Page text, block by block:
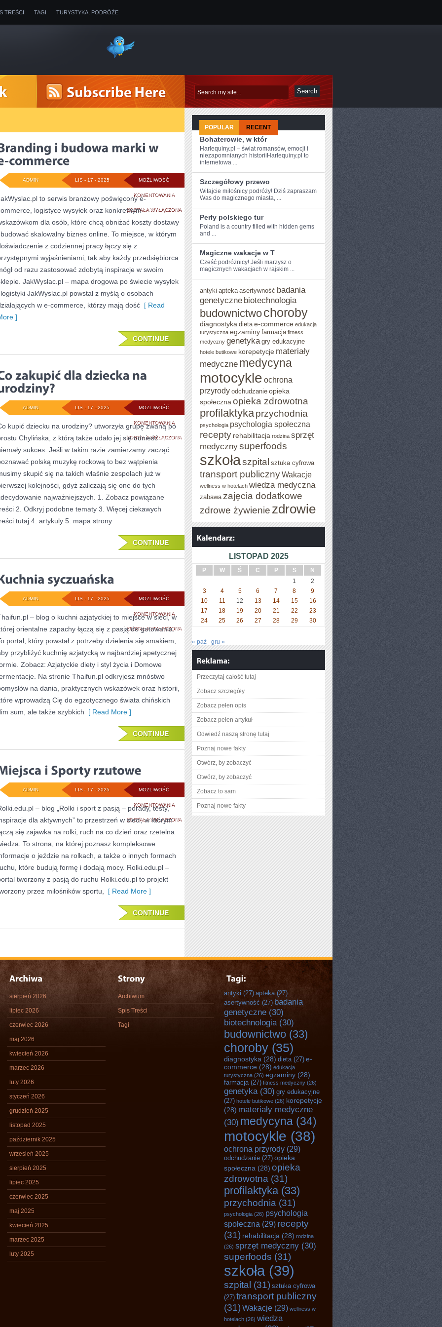
TREŚCI TAGI TURYSTYKA, PODRÓŻE
MOŻLIWOŚĆ
KOMENTOWANIABRANDING
I
BUDOWA
MARKI
COMMERCE
ZOSTAŁA WYŁĄCZONA
LIS - 17 - 2025
ADMIN
to serwis branżowy poświęcony e-
logistyce wysyłek oraz konkretnym
dla osób, które chcą obniżać koszty dostawy
skalowalny biznes online. To miejsce, w którym
z codziennej pracy łączy się z
wyjaśnieniami, tak aby każdy przedsiębiorca
od razu zastosować zdobytą inspiracje w swoim
JakWyslac.pl – mapa drogowa po świecie wysyłek
JakWyslac.pl powstał z myślą o osobach
w e-commerce, którzy mają dość [ Read
]
CONTINUE
MOŻLIWOŚĆ
KOMENTOWANIACO
ZAKUPIĆ
DZIECKA
URODZINY?
ZOSTAŁA WYŁĄCZONA
LIS - 17 - 2025
ADMIN
kupić dziecku na urodziny? utworzyła grupę zwaną po
Chylińska, z którą także udało jej się odnieść
sukces. Jeśli w takim razie zamierzamy zacząć
polską muzykę rockową to bez wątpienia
skupić się na takich właśnie zespołach już w
kolejności, gdyż zaliczają się one do tych
najważniejszych. 1. Zobacz powiązane
2. Odkryj podobne tematy 3. Więcej ciekawych
tutaj 4. artykuly 5. mapa strony
CONTINUE
MOŻLIWOŚĆ
KOMENTOWANIAKUCHNIA
SYCZUAŃSKA
ZOSTAŁA WYŁĄCZONA
LIS - 17 - 2025
ADMIN
– blog o kuchni azjatyckiej to miejsce w sieci, w
orientalne zapachy łączą się z pasją do gotowania.
portal, który powstał z potrzeby dzielenia się smakiem,
przybliżyć kuchnię azjatycką w najbardziej apetycznej
Zobacz: Azjatyckie diety i styl życia i Domowe
Na stronie Thaifun.pl odkryjesz mnóstwo
na dania, praktycznych wskazówek oraz historii,
wprowadzą Cię do egzotycznego świata chińskich
sum, ale także szybkich [ Read More ]
CONTINUE
MOŻLIWOŚĆ
KOMENTOWANIAMIEJSCA
I
SPORTY
RZUTOWE
ZOSTAŁA WYŁĄCZONA
LIS - 17 - 2025
ADMIN
– blog „Rolki i sport z pasją – porady, testy,
dla aktywnych” to przestrzeń w sieci, w którym
się zajawka na rolki, ruch na co dzień oraz rzetelna
To strona, na której poznasz kompleksowe
o jeździe na rolkach, a także o innych formach
które budują formę i dodają mocy. Rolki.edu.pl –
tworzony z pasją do ruchu Rolki.edu.pl to projekt
przez miłośników sportu,
[ Read More ]
CONTINUE
POPULAR RECENT
Bohaterowie, w któr
Harlequiny.pl – świat romansów, emocji i
niezapomnianych historiiHarlequiny.pl to
internetowa ...
Szczegółowy przewo
Witajcie ⁢miłośnicy podróży! Dziś zapraszam
Was do magicznego miasta, ...
Perły polskiego tur
Poland is a country filled with hidden⁤ gems
and ...
Magiczne wakacje w T
Cześć⁢ podróżnicy! Jeśli marzysz o⁤
magicznych wakacjach w ⁣rajskim ...
antyki apteka asertywność badania
genetyczne biotechnologia
budownictwochoroby
diagnostyka dieta e-commerce edukacja
turystyczna egzaminy farmacja fitness
medyczny genetyka gry edukacyjne
hotele butikowe korepetycje materiały
medyczne medycyna
motocykle ochrona
przyrody odchudzanie opieka
społeczna opieka zdrowotna
profilaktykaprzychodnia
psychologia psychologia społeczna
recepty rehabilitacja rodzina sprzęt
medycznysuperfoods
szkołaszpital sztuka cyfrowa
transport publicznyWakacje
wellness w hotelach wiedza medyczna
zabawa zajęcia dodatkowe
zdrowe żywienie zdrowie
LISTOPAD 2025
P W Ś C P S
N
1
2
3
4 5 6 7 8
9
10
11 12 13 14 15
16
17
18 19 20 21 22
23
24
25 26 27 28 29 30
« paź gru »
Przeczytaj całość tutaj
Zobacz szczegóły
Zobacz pełen opis
Zobacz pełen artykuł
Odwiedź naszą stronę tutaj
Poznaj nowe fakty
Otwórz, by zobaczyć
Otwórz, by zobaczyć
Zobacz to sam
Poznaj nowe fakty
sierpień 2026
lipiec 2026
czerwiec 2026
maj 2026
kwiecień 2026
marzec 2026
luty 2026
styczeń 2026
grudzień 2025
listopad 2025
październik 2025
wrzesień 2025
sierpień 2025
lipiec 2025
czerwiec 2025
maj 2025
kwiecień 2025
marzec 2025
luty 2025
Archiwum
Spis Treści
Tagi
antyki (27) apteka(27)
asertywność (27) badania
genetyczne (30)
biotechnologia(30)
budownictwo (33)
choroby (35)
diagnostyka (28) dieta(27) e-
commerce (28) edukacja
turystyczna (26) egzaminy (28)
farmacja(27) fitness medyczny (26)
genetyka(30) gry edukacyjne
(27) hotele butikowe (26) korepetycje
(28) materiały medyczne
(30) medycyna (34)
motocykle (38)
ochrona przyrody (29)
odchudzanie (27) opieka
społeczna (28) opieka
zdrowotna (31)
profilaktyka(33)
przychodnia (31)
psychologia (26) psychologia
społeczna (29) recepty
(31) rehabilitacja (28) rodzina
(26) sprzęt medyczny (30)
superfoods (31)
szkoła (39)
szpital (31) sztuka cyfrowa
(27) transport publiczny
(31) Wakacje (29) wellness w
hotelach (26) wiedza